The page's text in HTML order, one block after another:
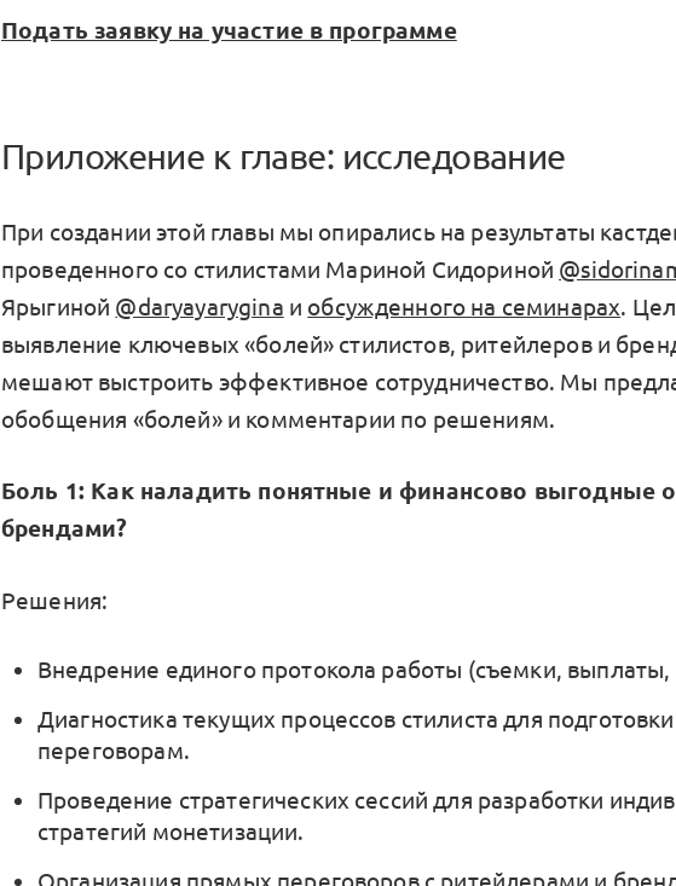
Подать заявку на участие в программе
Приложение к главе: исследование
При создании этой главы мы опирались на результаты
проведенного со стилистами Мариной Сидориной
Ярыгиной @daryayarygina и обсужденного на семинарах.
выявление ключевых «болей» стилистов, ритейлеров и
мешают выстроить эффективное сотрудничество. Мы
обобщения «болей» и комментарии по решениям.
Боль 1: Как наладить понятные и финансово выгодные
брендами?
Решения:
Внедрение единого протокола работы (съемки, выплаты,
Диагностика текущих процессов стилиста для
переговорам.
Проведение стратегических сессий для разработки
стратегий монетизации.